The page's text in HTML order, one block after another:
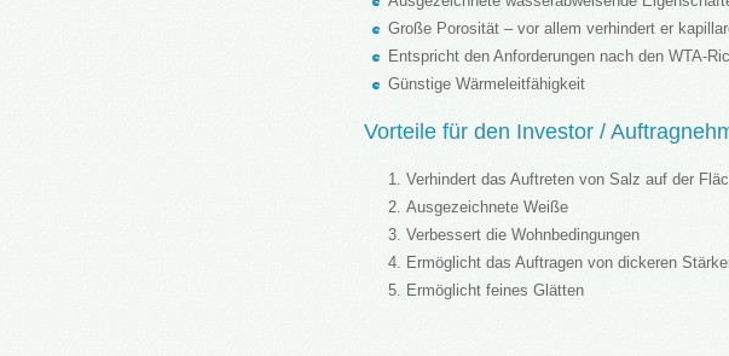
Große Porosität – vor allem verhindert er
Entspricht den Anforderungen nach den WTA-
Günstige Wärmeleitfähigkeit
Vorteile für den Investor /
Verhindert das Auftreten von Salz auf der
Ausgezeichnete Weiße
Verbessert die Wohnbedingungen
Ermöglicht das Auftragen von dickeren
Ermöglicht feines Glätten